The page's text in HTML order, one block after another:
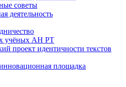
советы
деятельность
учёных АН РТ
проект идентичности текстов
площадка